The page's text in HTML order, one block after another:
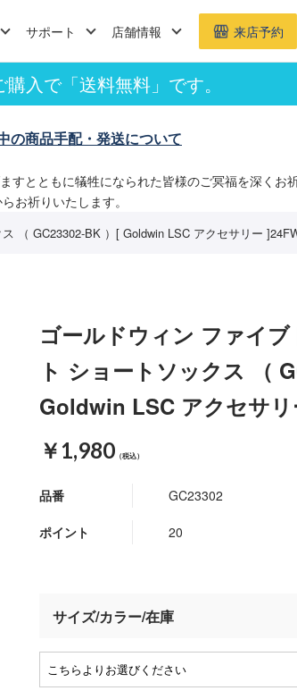
サポート 店舗情報 来店予約
入で「送料無料」です。
の商品手配・発送について
とともに犠牲になられた皆様のご冥福を深くお
お祈りいたします。
（ GC23302-BK ）[ Goldwin LSC アクセサリー
ゴールドウィン ファイ
ト ショートソックス （
Goldwin LSC アクセサ
￥1,980 （税込）
品番 GC23302
ポイント 20
サイズ/カラー/在庫